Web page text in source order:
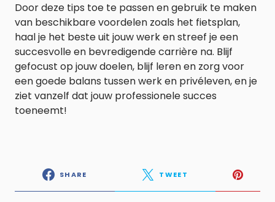
Door deze tips toe te passen en gebruik te maken
van beschikbare voordelen zoals het fietsplan,
haal je het beste uit jouw werk en streef je een
succesvolle en bevredigende carrière na. Blijf
gefocust op jouw doelen, blijf leren en zorg voor
een goede balans tussen werk en privéleven, en je
ziet vanzelf dat jouw professionele succes
toeneemt!
SHARE TWEET